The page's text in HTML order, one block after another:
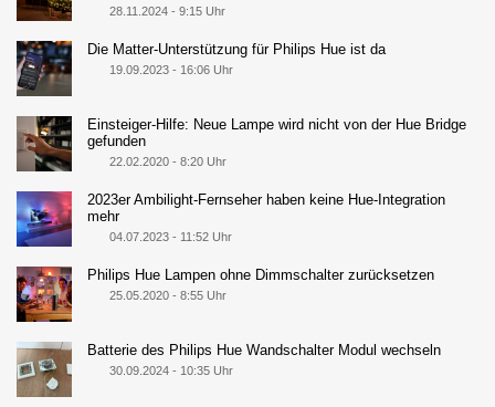
28.11.2024 - 9:15 Uhr
Die Matter-Unterstützung für Philips Hue ist da
19.09.2023 - 16:06 Uhr
Einsteiger-Hilfe: Neue Lampe wird nicht von der Hue Bridge
gefunden
22.02.2020 - 8:20 Uhr
2023er Ambilight-Fernseher haben keine Hue-Integration
mehr
04.07.2023 - 11:52 Uhr
Philips Hue Lampen ohne Dimmschalter zurücksetzen
25.05.2020 - 8:55 Uhr
Batterie des Philips Hue Wandschalter Modul wechseln
30.09.2024 - 10:35 Uhr